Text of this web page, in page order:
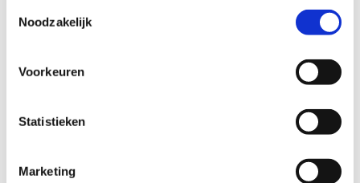
Noodzakelijk
Voorkeuren
Statistieken
Marketing